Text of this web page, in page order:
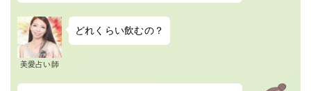
美愛占い師
どれくらい飲むの？